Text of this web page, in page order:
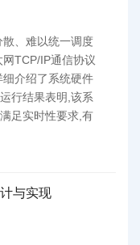
、难以统一调度
TCP/IP通信协议
介绍了系统硬件
行结果表明,该系
足实时性要求,有
与实现